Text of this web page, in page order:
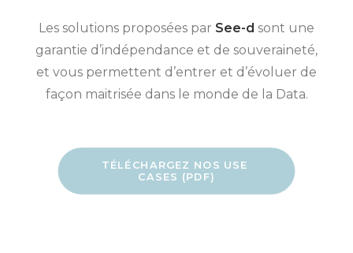
Les solutions proposées par See-d sont une
garantie d’indépendance et de souveraineté,
et vous permettent d’entrer et d’évoluer de
façon maitrisée dans le monde de la Data.
TÉLÉCHARGEZ NOS USE
CASES (PDF)